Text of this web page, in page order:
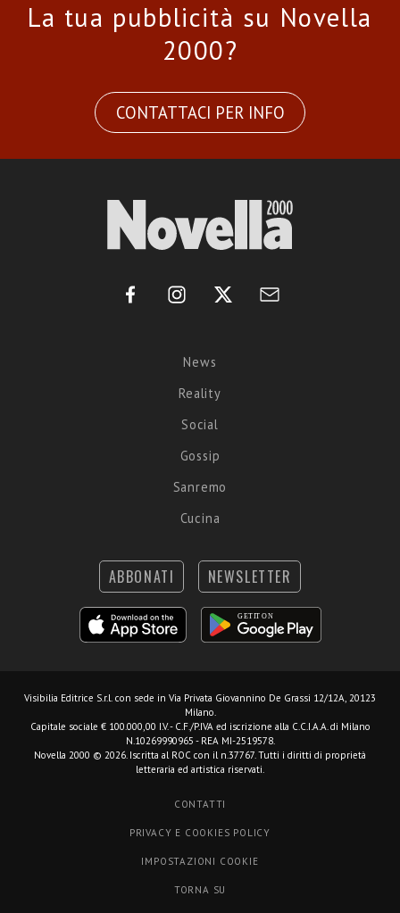
La tua pubblicità su Novella
2000?
CONTATTACI PER INFO
News
Reality
Social
Gossip
Sanremo
Cucina
ABBONATI NEWSLETTER
Visibilia Editrice S.r.l. con sede in Via Privata Giovannino De Grassi 12/12A, 20123
Milano.
Capitale sociale € 100.000,00 I.V. - C.F./P.IVA ed iscrizione alla C.C.I.A.A. di Milano
N.10269990965 - REA MI-2519578.
Novella 2000 © 2026. Iscritta al ROC con il n.37767. Tutti i diritti di proprietà
letteraria ed artistica riservati.
CONTATTI
PRIVACY E COOKIES POLICY
IMPOSTAZIONI COOKIE
TORNA SU